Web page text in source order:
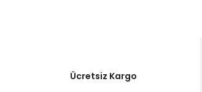
Ücretsiz Kargo